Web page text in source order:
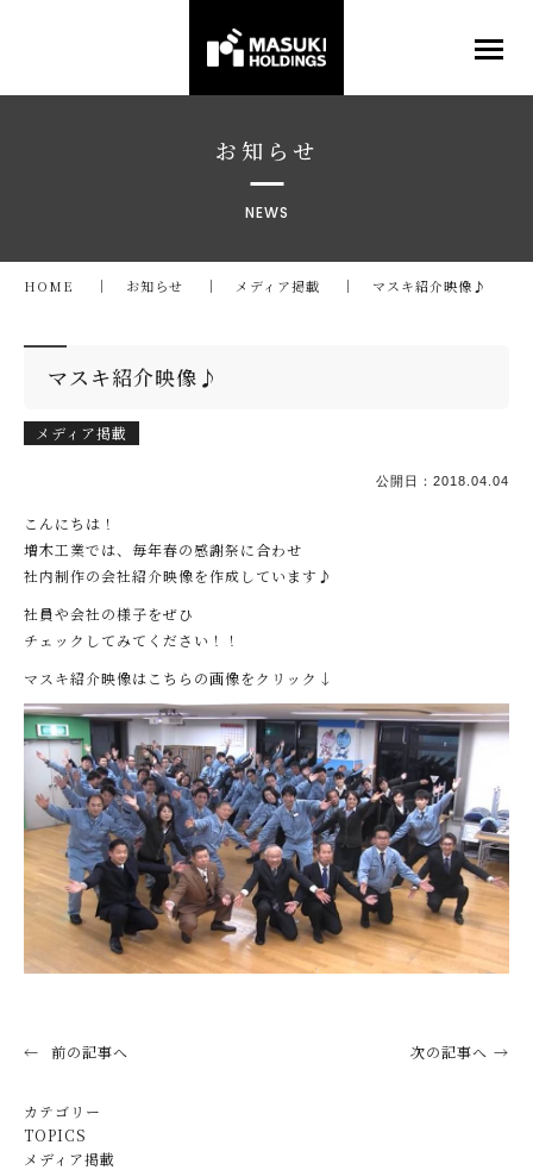
お知らせ
NEWS
HOME お知らせ メディア掲載 マスキ紹介映像♪
マスキ紹介映像♪
メディア掲載
公開日： 2018.04.04
こんにちは！
増木工業では、毎年春の感謝祭に合わせ
社内制作の会社紹介映像を作成しています♪
社員や会社の様子をぜひ
チェックしてみてください！！
マスキ紹介映像はこちらの画像をクリック↓
前の記事へ 次の記事へ
カテゴリー
TOPICS
メディア掲載